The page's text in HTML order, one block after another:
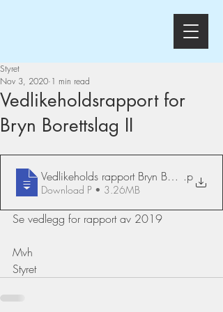
Vedlikeholdsrapport for
Bryn Borettslag II
Styret
Nov 3, 2020 1 min read
Vedlikeholds rapport Bryn Borettslag 2
.p
Download P • 3.26MB
Se vedlegg for rapport av 2019
Mvh
Styret